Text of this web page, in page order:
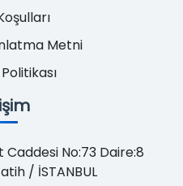
Metni
No:73 Daire:8
/ İSTANBUL